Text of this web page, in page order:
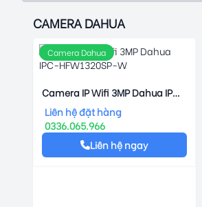
CAMERA DAHUA
Camera Dahua
Camera IP Wifi 3MP Dahua IPC-
HFW1320SP-W
Liên hệ đặt hàng
0336.065.966
Liên hệ ngay